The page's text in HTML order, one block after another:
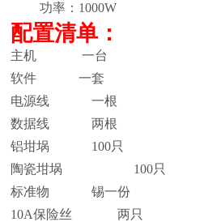
功率： 1000W
配置清单 ：
主机 一台
软件
一套
电源线
一根
数据线
两根
铝坩埚 100只
陶瓷坩埚 100只
标准物
锡一份
10A保险丝
两只